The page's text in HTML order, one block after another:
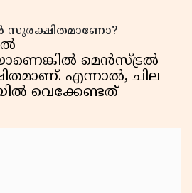
സുരക്ഷിതമാണോ?
മെൻസ്ട്രൽ
എന്നാൽ, ചില
വെക്കേണ്ടത്